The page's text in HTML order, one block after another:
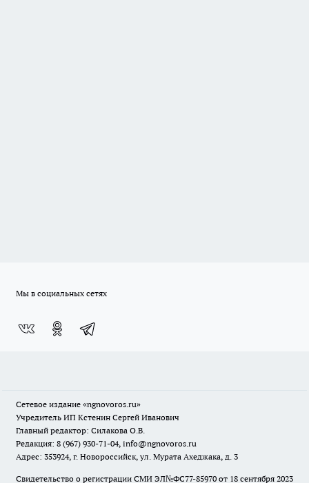
Мы в социальных сетях
Сетевое издание «ngnovoros.ru»
Учредитель ИП Кстенин Сергей Иванович
Главный редактор: Силакова О.В.
Редакция: 8 (967) 930-71-04, info@ngnovoros.ru
Адрес: 353924, г. Новороссийск, ул. Мурата Ахеджака, д. 3
Свидетельство о регистрации СМИ ЭЛ№ФС77-85970 от 18 сентября 2023